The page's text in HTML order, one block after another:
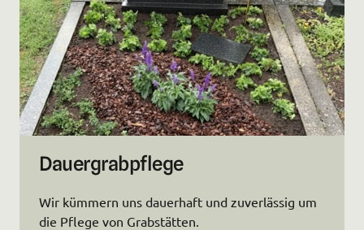
Dauergrabpflege
Wir kümmern uns dauerhaft und zuverlässig um
die Pflege von Grabstätten.